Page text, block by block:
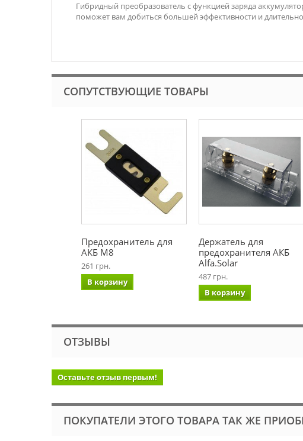
Гибридный преобразователь с функцией заряда
поможет вам добиться большей эффективности и
СОПУТСТВУЮЩИЕ ТОВАРЫ
Предохранитель для
АКБ М8
261 грн.
В корзину
Держатель для
предохранителя АКБ
Alfa.Solar
487 грн.
В корзину
ОТЗЫВЫ
Оставьте отзыв первым!
ПОКУПАТЕЛИ ЭТОГО ТОВАРА ТАК ЖЕ